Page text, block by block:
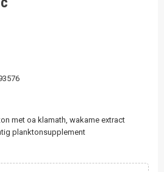
met oa klamath, wakame extract
planktonsupplement